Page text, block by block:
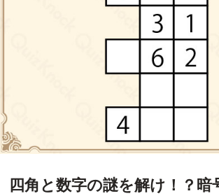
四角と数字の謎を解け！？暗